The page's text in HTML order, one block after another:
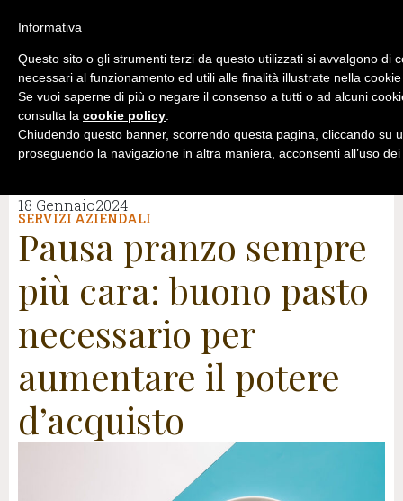
18 Gennaio2024
SERVIZI AZIENDALI
Pausa pranzo sempre
più cara: buono pasto
necessario per
aumentare il potere
d’acquisto
Informativa
Questo sito o gli strumenti terzi da questo utilizzati si avvalgono di
necessari al funzionamento ed utili alle finalità illustrate nella
Se vuoi saperne di più o negare il consenso a tutti o ad alcuni
consulta la cookie policy.
Chiudendo questo banner, scorrendo questa pagina, cliccando su
proseguendo la navigazione in altra maniera, acconsenti all’uso